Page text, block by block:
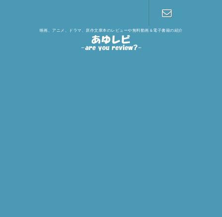
映画、アニメ、ドラマ、原作文庫本のレビューや無料動画＆電子書籍の紹介